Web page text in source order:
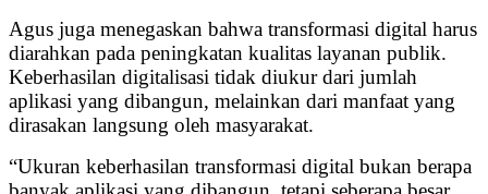
Agus juga menegaskan bahwa transformasi digital harus
diarahkan pada peningkatan kualitas layanan publik.
Keberhasilan digitalisasi tidak diukur dari jumlah
aplikasi yang dibangun, melainkan dari manfaat yang
dirasakan langsung oleh masyarakat.
“Ukuran keberhasilan transformasi digital bukan berapa